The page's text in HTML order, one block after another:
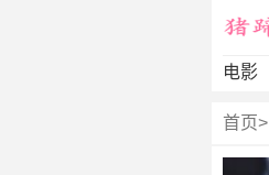
电影
首页>